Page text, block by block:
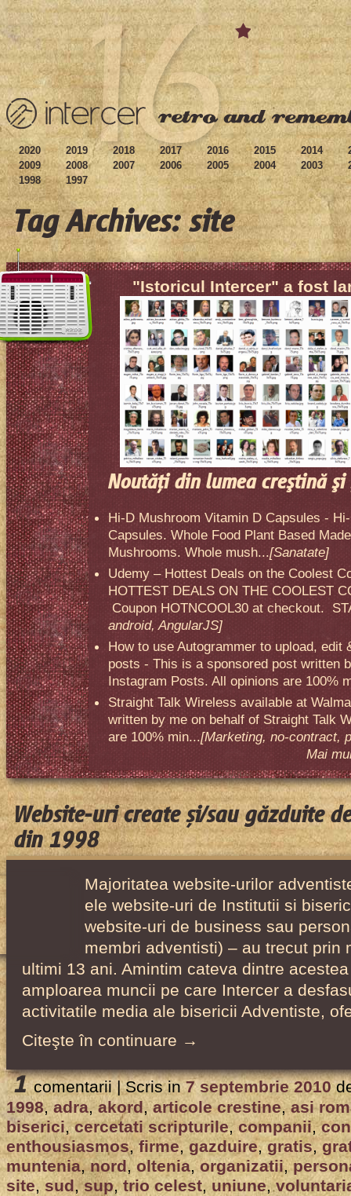
2020 2019 2018 2017 2016 2015 2014
2009
2008 2007 2006 2005 2004 2003
1998
1997
Tag Archives: site
"Istoricul Intercer" a fost
Noutăţi din lumea creştină
Hi-D Mushroom Vitamin D Capsules -
Capsules. Whole Food Plant Based
Mushrooms. Whole mush...[Sanatate]
Udemy – Hottest Deals on the Coolest
HOTTEST DEALS ON THE COOLEST
Coupon HOTNCOOL30 at checkout.
android, AngularJS]
How to use Autogrammer to upload, edit
posts - This is a sponsored post written
Instagram Posts. All opinions are 100%
Straight Talk Wireless available at
written by me on behalf of Straight Talk
are 100% min...[Marketing, no-contract,
Mai
Website-uri create și/sau găzduite
din 1998
Majoritatea website-urilor
ele website-uri de Institutii si
website-uri de business sau
membri adventisti) – au trecut prin
ultimi 13 ani. Amintim cateva dintre
amploarea muncii pe care Intercer a
activitatile media ale bisericii Adventiste,
Citeşte în continuare →
1 comentarii |Scris in 7 septembrie 2010
1998,adra,akord,articole crestine,asi
biserici,cercetati scripturile,companii,
enthousiasmos,firme,gazduire,gratis,
muntenia,nord,oltenia,organizatii,
site, sud,sup,trio celest, uniune,